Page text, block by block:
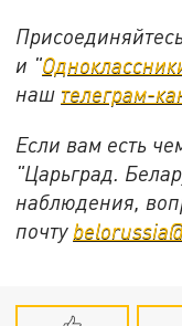
и "
наш телеграм-
Если вам есть
"Царьград.
наблюдения,
почту